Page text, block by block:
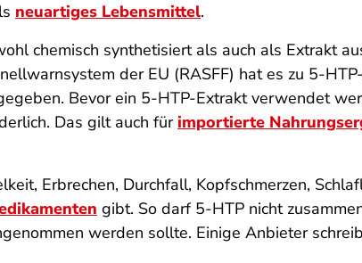
neuartiges Lebensmittel.
chemisch synthetisiert als auch als Extrakt
der EU (RASFF) hat es zu 5-
Bevor ein 5-HTP-Extrakt verwendet
Das gilt auch für importierte
Erbrechen, Durchfall, Kopfschmerzen,
gibt. So darf 5-HTP nicht
werden sollte. Einige Anbieter